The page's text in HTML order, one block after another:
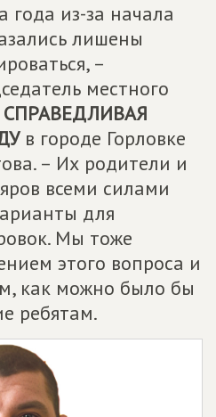
года из-за начала
лишены
–
местного
СПРАВЕДЛИВАЯ
в городе Горловке
– Их родители и
всеми силами
для
Мы тоже
этого вопроса и
как можно было бы
ребятам.